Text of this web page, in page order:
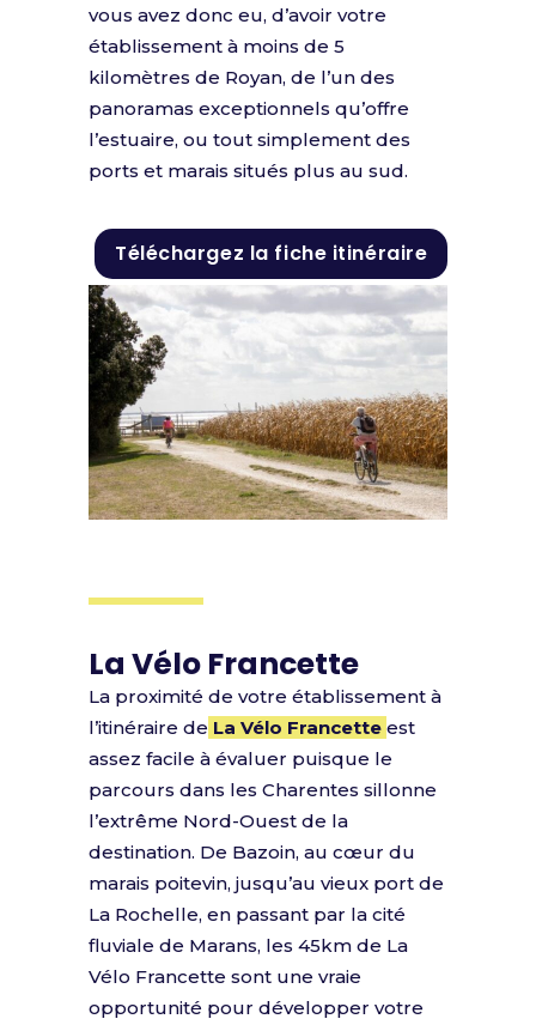
vous avez donc eu, d’avoir votre
établissement à moins de 5
kilomètres de Royan, de l’un des
panoramas exceptionnels qu’offre
l’estuaire, ou tout simplement des
ports et marais situés plus au sud.
Téléchargez la fiche itinéraire
La Vélo Francette
La proximité de votre établissement à
l’itinéraire de La Vélo Francette est
assez facile à évaluer puisque le
parcours dans les Charentes sillonne
l’extrême Nord-Ouest de la
destination. De Bazoin, au cœur du
marais poitevin, jusqu’au vieux port de
La Rochelle, en passant par la cité
fluviale de Marans, les 45km de La
Vélo Francette sont une vraie
opportunité pour développer votre